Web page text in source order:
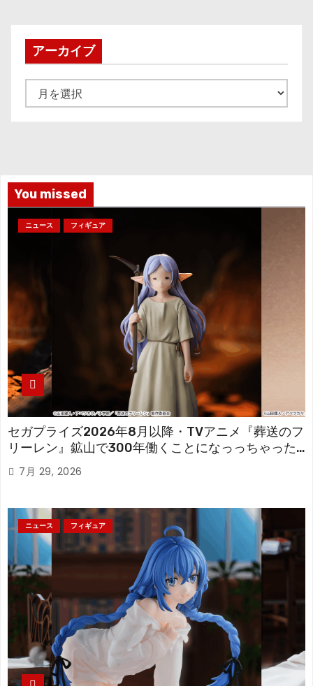
アーカイブ
ー
You missed
ニュース フィギュア
セガプライズ2026年8月以降・TVアニメ『葬送のフ
リーレン』鉱山で300年働くことになっっちゃった
「フリーレン」を立体化！
7月 29, 2026
ニュース フィギュア